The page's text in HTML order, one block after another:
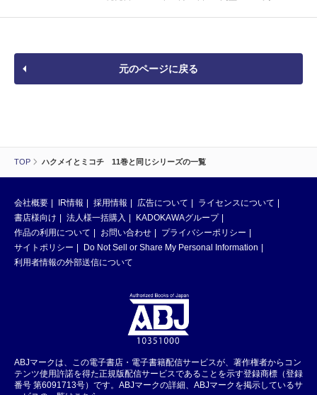
TOP ハクメイとミコチ 11巻と同じシリーズの一覧
元のページに戻る
会社概要 IR情報 採用情報 広告について
ライセンスについて
書店様向け
法人様一括購入
KADOKAWAグループ
作品の利用について
お問い合わせ
プライバシーポリシー
サイトポリシー
Do Not Sell or Share My Personal Information
利用者情報の外部送信について
ABJマークは、この電子書店・電子書籍配信サービスが、著作権者からコン
テンツ使用許諾を得た正規版配信サービスであることを示す登録商標（登録
番号 第6091713号）です。ABJマークの詳細、ABJマークを掲示しているサ